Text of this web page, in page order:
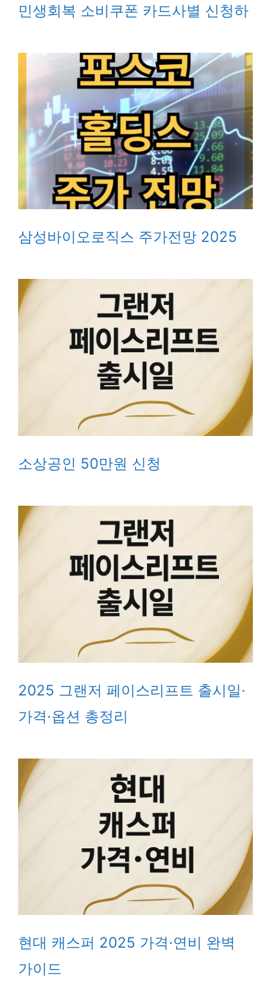
민생회복 소비쿠폰 카드사별 신청하
삼성바이오로직스 주가전망 2025
소상공인 50만원 신청
2025 그랜저 페이스리프트 출시일·
가격·옵션 총정리
현대 캐스퍼 2025 가격·연비 완벽
가이드